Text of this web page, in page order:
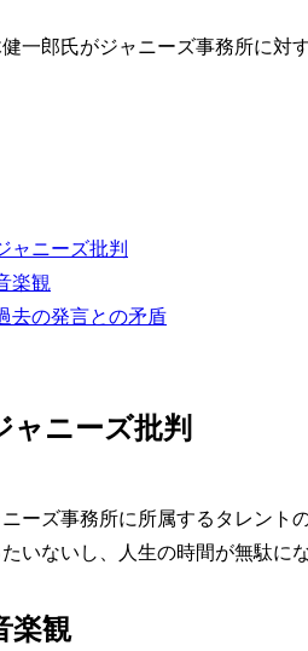
一郎氏がジャニーズ事務所に対
ャニーズ批判
楽観
去の発言との矛盾
ャニーズ批判
ーズ事務所に所属するタレント
いないし、人生の時間が無駄に
楽観